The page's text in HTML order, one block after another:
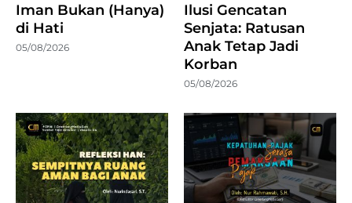
Iman Bukan (Hanya)
di Hati
05/08/2026
Ilusi Gencatan
Senjata: Ratusan
Anak Tetap Jadi
Korban
05/08/2026